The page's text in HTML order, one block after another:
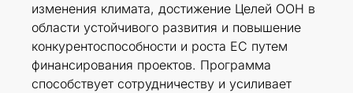
изменения климата, достижение Целей ООН в
области устойчивого развития и повышение
конкурентоспособности и роста ЕС путем
финансирования проектов. Программа
способствует сотрудничеству и усиливает